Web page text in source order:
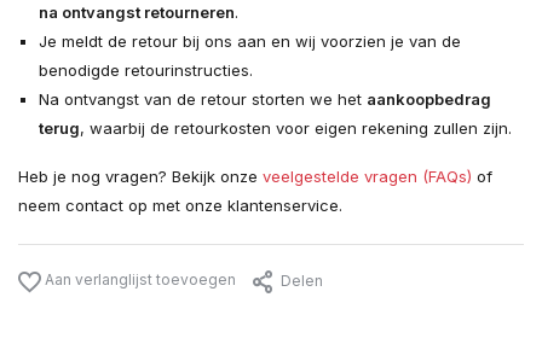
na ontvangst retourneren.
Je meldt de retour bij ons aan en wij voorzien je van de
benodigde retourinstructies.
Na ontvangst van de retour storten we het aankoopbedrag
terug, waarbij de retourkosten voor eigen rekening zullen zijn.
Heb je nog vragen? Bekijk onze veelgestelde vragen (FAQs) of
neem contact op met onze klantenservice.
Aan verlanglijst toevoegen Delen